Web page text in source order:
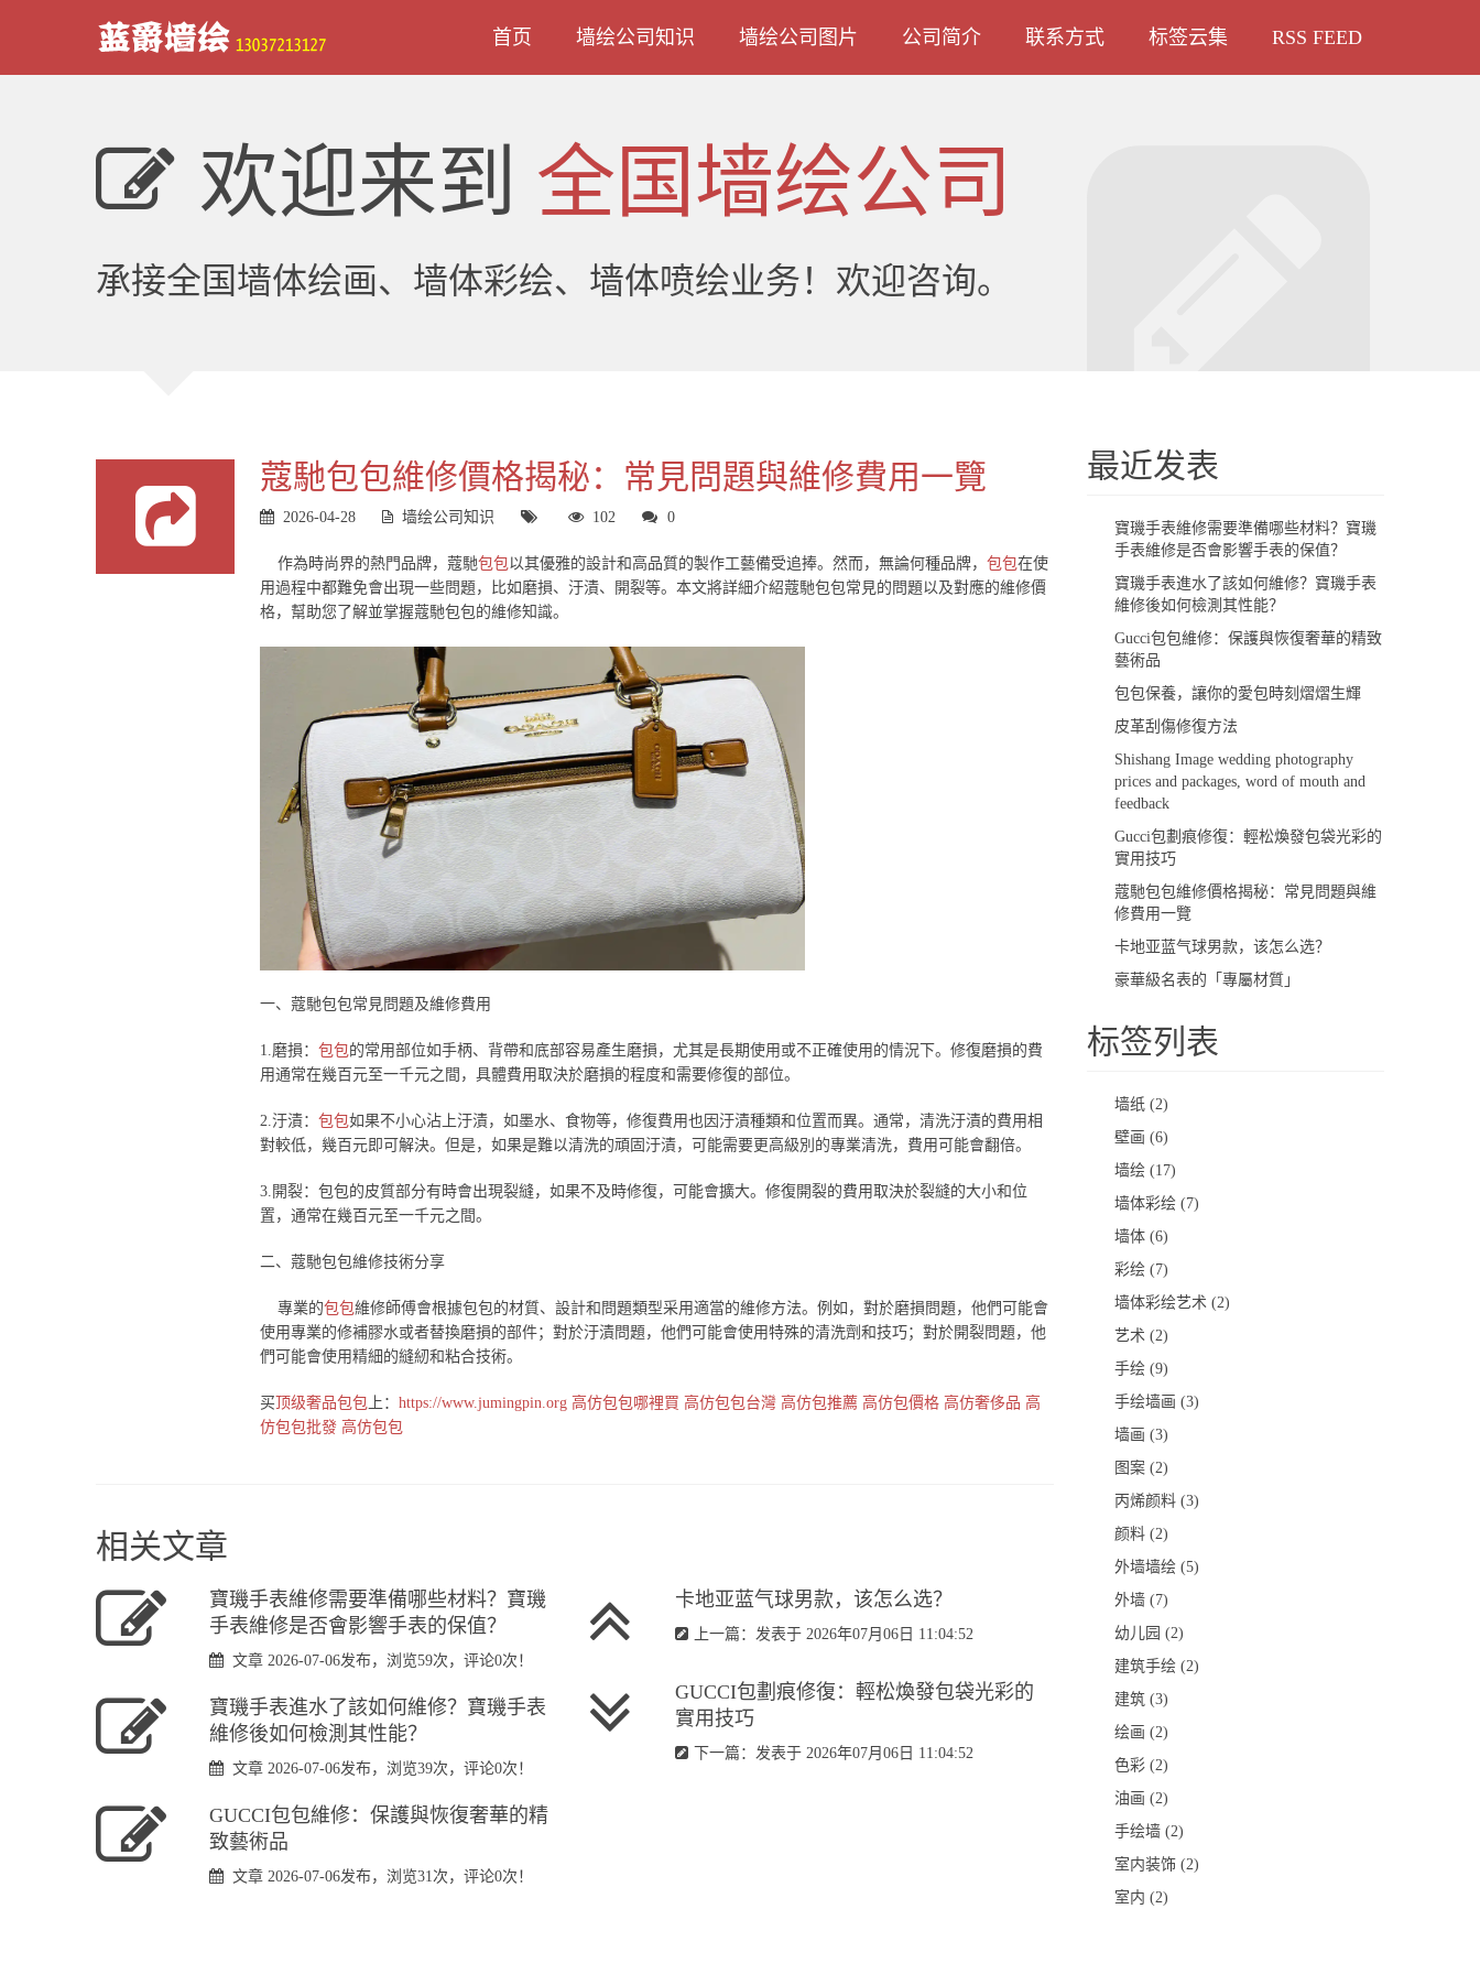
首页 墙绘公司知识 墙绘公司图片 公司简介 联系方式 标签云集 RSS FEED
欢迎来到 全国墙绘公司
承接全国墙体绘画、墙体彩绘、墙体喷绘业务！欢迎咨询。
蔻馳包包維修價格揭秘：常見問題與維修費用一覽
2026-04-28 墙绘公司知识 102 0
作為時尚界的熱門品牌，蔻馳包包以其優雅的設計和高品質的製作工藝備受追捧。然而，無論何種品牌， 包包在使
用過程中都難免會出現一些問題，比如磨損、汙漬、開裂等。本文將詳細介紹蔻馳包包常見的問題以及對應的維修價
格，幫助您了解並掌握蔻馳包包的維修知識。
一、蔻馳包包常見問題及維修費用
1.磨損： 包包的常用部位如手柄、背帶和底部容易產生磨損，尤其是長期使用或不正確使用的情況下。修復磨損的費
用通常在幾百元至一千元之間，具體費用取決於磨損的程度和需要修復的部位。
2.汙漬： 包包如果不小心沾上汙漬，如墨水、食物等，修復費用也因汙漬種類和位置而異。通常，清洗汙漬的費用相
對較低，幾百元即可解決。但是，如果是難以清洗的頑固汙漬，可能需要更高級別的專業清洗，費用可能會翻倍。
3.開裂：包包的皮質部分有時會出現裂縫，如果不及時修復，可能會擴大。修復開裂的費用取決於裂縫的大小和位
置，通常在幾百元至一千元之間。
二、蔻馳包包維修技術分享
專業的包包維修師傅會根據包包的材質、設計和問題類型采用適當的維修方法。例如，對於磨損問題，他們可能會
使用專業的修補膠水或者替換磨損的部件；對於汙漬問題，他們可能會使用特殊的清洗劑和技巧；對於開裂問題，他
們可能會使用精細的縫紉和粘合技術。
买 顶级奢品包包上： https://www.jumingpin.org 高仿包包哪裡買 高仿包包台灣 高仿包推薦 高仿包價格 高仿奢侈品 高
仿包包批發 高仿包包
相关文章
​寶璣手表維修需要準備哪些材料？寶璣
手表維修是否會影響手表的保值？
文章 2026-07-06发布，浏览59次，评论0次！
​寶璣手表進水了該如何維修？寶璣手表
維修後如何檢測其性能？
文章 2026-07-06发布，浏览39次，评论0次！
GUCCI包包維修：保護與恢復奢華的精
致藝術品
文章 2026-07-06发布，浏览31次，评论0次！
卡地亚蓝气球男款，该怎么选？
上一篇：发表于 2026年07月06日 11:04:52
​GUCCI包劃痕修復：輕松煥發包袋光彩的
實用技巧
下一篇：发表于 2026年07月06日 11:04:52
最近发表
​寶璣手表維修需要準備哪些材料？寶璣
手表維修是否會影響手表的保值？
​寶璣手表進水了該如何維修？寶璣手表
維修後如何檢測其性能？
Gucci包包維修：保護與恢復奢華的精致
藝術品
包包保養，讓你的愛包時刻熠熠生輝
​皮革刮傷修復方法
Shishang Image wedding photography
prices and packages, word of mouth and
feedback
​Gucci包劃痕修復：輕松煥發包袋光彩的
實用技巧
蔻馳包包維修價格揭秘：常見問題與維
修費用一覽
卡地亚蓝气球男款，该怎么选？
豪華級名表的「專屬材質」
标签列表
墙纸 (2)
壁画 (6)
墙绘 (17)
墙体彩绘 (7)
墙体 (6)
彩绘 (7)
墙体彩绘艺术 (2)
艺术 (2)
手绘 (9)
手绘墙画 (3)
墙画 (3)
图案 (2)
丙烯颜料 (3)
颜料 (2)
外墙墙绘 (5)
外墙 (7)
幼儿园 (2)
建筑手绘 (2)
建筑 (3)
绘画 (2)
色彩 (2)
油画 (2)
手绘墙 (2)
室内装饰 (2)
室内 (2)